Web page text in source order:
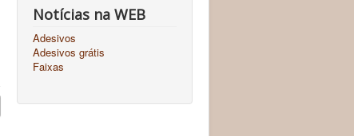
Notícias na WEB
Adesivos
Adesivos grátis
Faixas